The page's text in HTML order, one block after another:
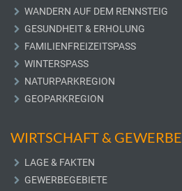
WANDERN AUF DEM RENNSTEIG
GESUNDHEIT & ERHOLUNG
FAMILIENFREIZEITSPASS
WINTERSPASS
NATURPARKREGION
GEOPARKREGION
WIRTSCHAFT & GEWERBE
LAGE & FAKTEN
GEWERBEGEBIETE